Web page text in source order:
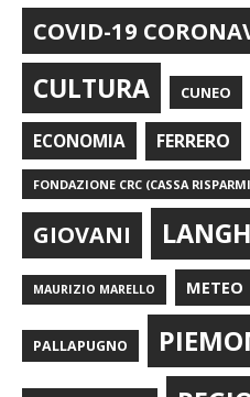
COVID-19
CULTURA CUNEO
ECONOMIA FERRERO
FONDAZIONE CRC (CASSA
GIOVANI
MAURIZIO MARELLO METEO
PALLAPUGNO